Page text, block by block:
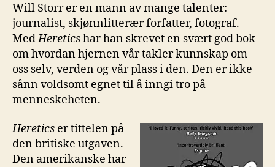
Will Storr er en mann av mange talenter:
journalist, skjønnlitterær forfatter, fotograf.
MedHereticshar han skrevet en svært god bok
om hvordan hjernen vår takler kunnskap om
oss selv, verden og vår plass i den. Den er ikke
sånn voldsomt egnet til å inngi tro på
menneskeheten.
Heretics er tittelen på
den britiske utgaven.
Den amerikanske har